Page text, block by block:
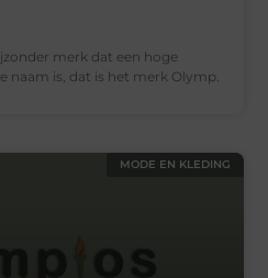
merk dat een hoge
naam is, dat is het merk Olymp.
MODE EN KLEDING